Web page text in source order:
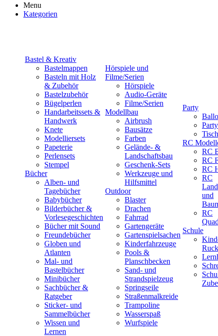
Menu
Kategorien
Bastel & Kreativ
Bastelmappen
Basteln mit Holz
& Zubehör
Bastelzubehör
Bügelperlen
Handarbeitssets &
Handwerk
Knete
Modelliersets
Papeterie
Perlensets
Stempel
Bücher
Alben- und
Tagebücher
Babybücher
Bilderbücher &
Vorlesegeschichten
Bücher mit Sound
Freundebücher
Globen und
Atlanten
Mal- und
Bastelbücher
Minibücher
Sachbücher &
Ratgeber
Sticker- und
Sammelbücher
Wissen und
Lernen
Hörspiele und
Filme/Serien
Hörspiele
Audio-Geräte
Filme/Serien
Modellbau
Airbrush
Bausätze
Farben
Gelände- &
Landschaftsbau
Geschenk-Sets
Werkzeuge und
Hilfsmittel
Outdoor
Blaster
Drachen
Fahrrad
Gartengeräte
Gartenspielsachen
Kinderfahrzeuge
Pools &
Planschbecken
Sand- und
Strandspielzeug
Springseile
Straßenmalkreide
Trampoline
Wasserspaß
Wurfspiele
Party
RC
RC
RC
RC
RC
und
RC
Schule